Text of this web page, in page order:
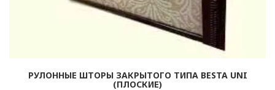
РУЛОННЫЕ ШТОРЫ ЗАКРЫТОГО ТИПА BESTA UNI
(ПЛОСКИЕ)